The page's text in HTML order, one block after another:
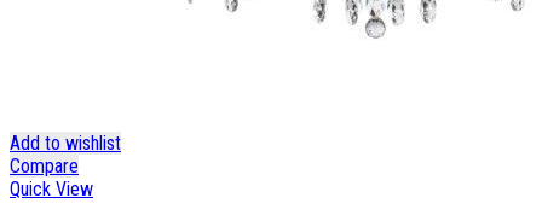
Add to wishlist
Compare
Quick View